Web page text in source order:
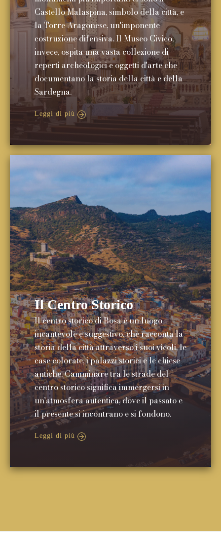
Castello Malaspina, simbolo della città, e
la Torre Aragonese, un'imponente
costruzione difensiva. Il Museo Civico,
invece, ospita una vasta collezione di
reperti archeologici e oggetti d'arte che
documentano la storia della città e della
Sardegna.
Leggi di più
Il Centro Storico
Il centro storico di Bosa è un luogo
incantevole e suggestivo, che racconta la
storia della città attraverso i suoi vicoli, le
case colorate, i palazzi storici e le chiese
antiche. Camminare tra le strade del
centro storico significa immergersi in
un'atmosfera autentica, dove il passato e
il presente si incontrano e si fondono.
Leggi di più